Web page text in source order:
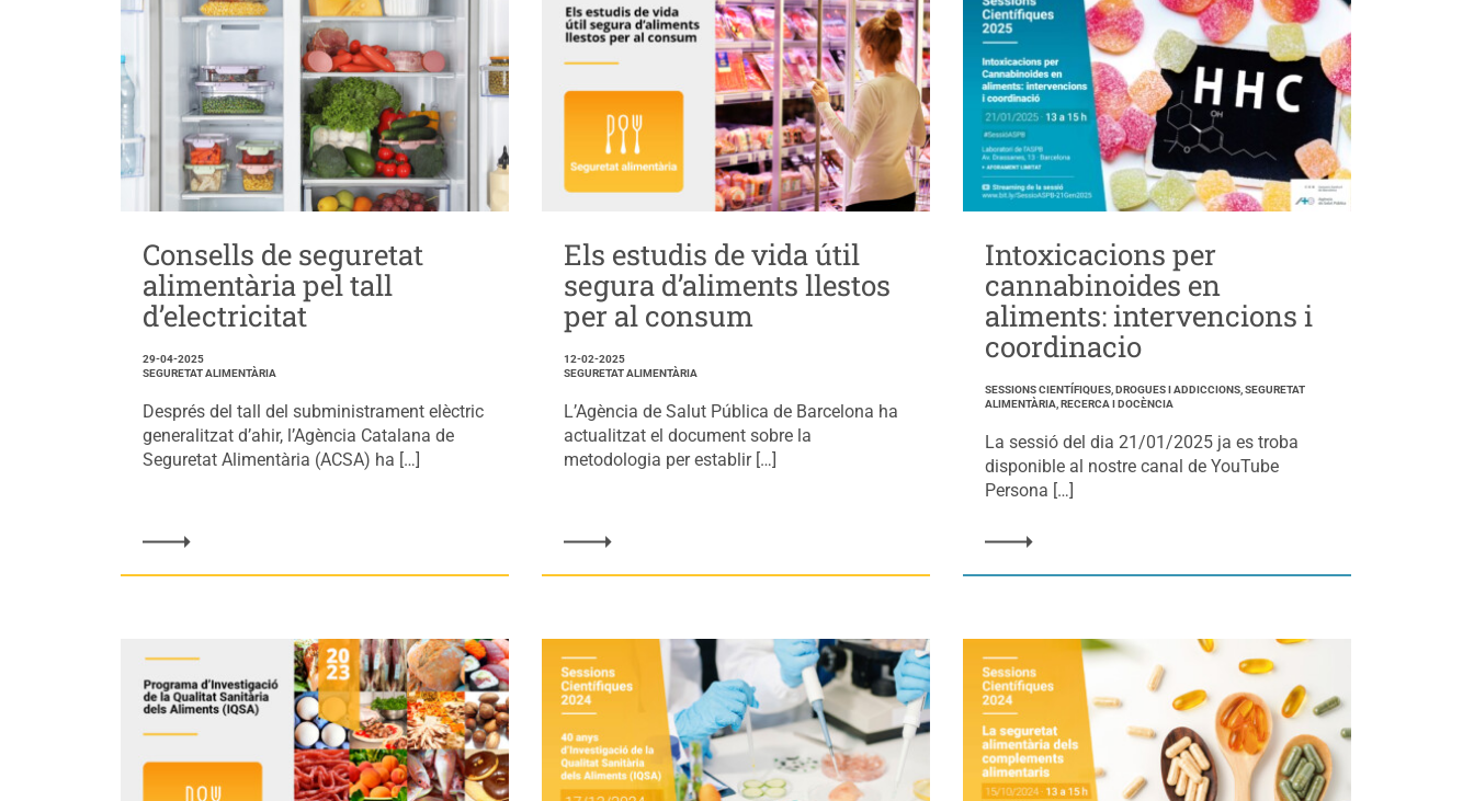
Consells de seguretat
alimentària pel tall
d’electricitat
29-04-2025
SEGURETAT ALIMENTÀRIA
Després del tall del subministrament elèctric
generalitzat d’ahir, l’Agència Catalana de
Seguretat Alimentària (ACSA) ha […]
Els estudis de vida útil
segura d’aliments llestos
per al consum
12-02-2025
SEGURETAT ALIMENTÀRIA
L’Agència de Salut Pública de Barcelona ha
actualitzat el document sobre la
metodologia per establir […]
Intoxicacions per
cannabinoides en
aliments: intervencions i
coordinacio
SESSIONS CIENTÍFIQUES, DROGUES I ADDICCIONS, SEGURETAT
ALIMENTÀRIA, RECERCA I DOCÈNCIA
La sessió del dia 21/01/2025 ja es troba
disponible al nostre canal de YouTube
Persona […]